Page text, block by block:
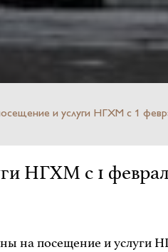
и услуги НГХМ с 1
НГХМ с 1
на посещение и услуги